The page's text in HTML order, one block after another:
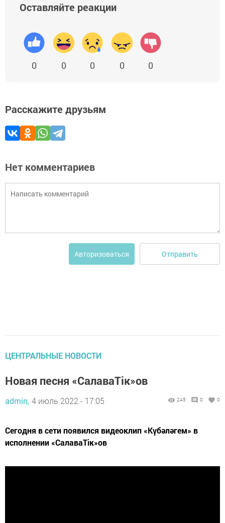
Оставляйте реакции
0 0 0 0 0
Расскажите друзьям
Нет комментариев
Авторизоваться Отправить
ЦЕНТРАЛЬНЫЕ НОВОСТИ
Новая песня «СалаваТік»ов
admin, 4 июль 2022 - 17:05 245 0 0
Сегодня в сети появился видеоклип «Күбәләгем» в
исполнении «СалаваТік»ов